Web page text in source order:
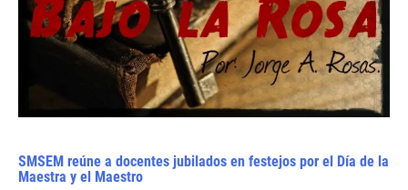
SMSEM reúne a docentes jubilados en festejos por el Día de la
Maestra y el Maestro